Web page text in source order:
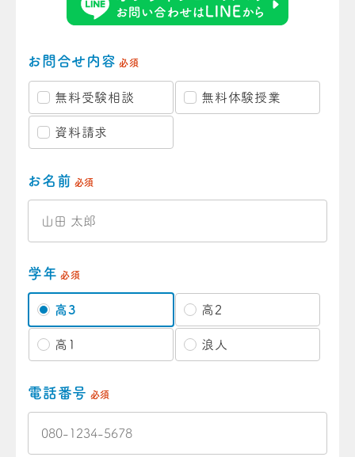
お問合せ内容 必須
無料受験相談 無料体験授業
資料請求
お名前 必須
学年 必須
高3 高2
高1 浪人
電話番号 必須